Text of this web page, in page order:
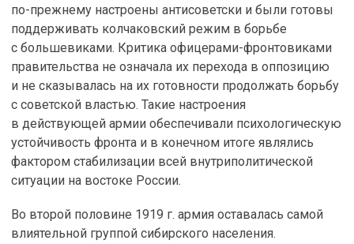
по-прежнему настроены антисоветски и были готовы
поддерживать колчаковский режим в борьбе
с большевиками. Критика офицерами-фронтовиками
правительства не означала их перехода в оппозицию
и не сказывалась на их готовности продолжать борьбу
с советской властью. Такие настроения
в действующей армии обеспечивали психологическую
устойчивость фронта и в конечном итоге являлись
фактором стабилизации всей внутриполитической
ситуации на востоке России.
Во второй половине 1919 г. армия оставалась самой
влиятельной группой сибирского населения.